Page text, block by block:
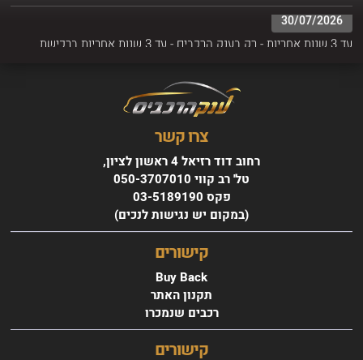
טויוטה YARIS CROSS
30/07/2026
עד 3 שנות אחריות - רק בענק הרכבים - עד 3 שנות אחריות ברכישת
הרכב
צרו קשר
רחוב דוד רזיאל 4 ראשון לציון,
טל' רב קווי 050-3707010
פקס 03-5189190
(במקום יש נגישות לנכים)
קישורים
Buy Back
תקנון האתר
רכבים שנמכרו
קישורים